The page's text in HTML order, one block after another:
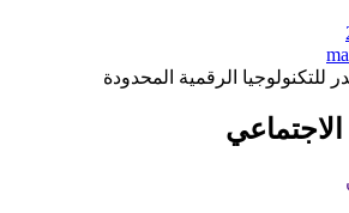
الرقمية المحدودة